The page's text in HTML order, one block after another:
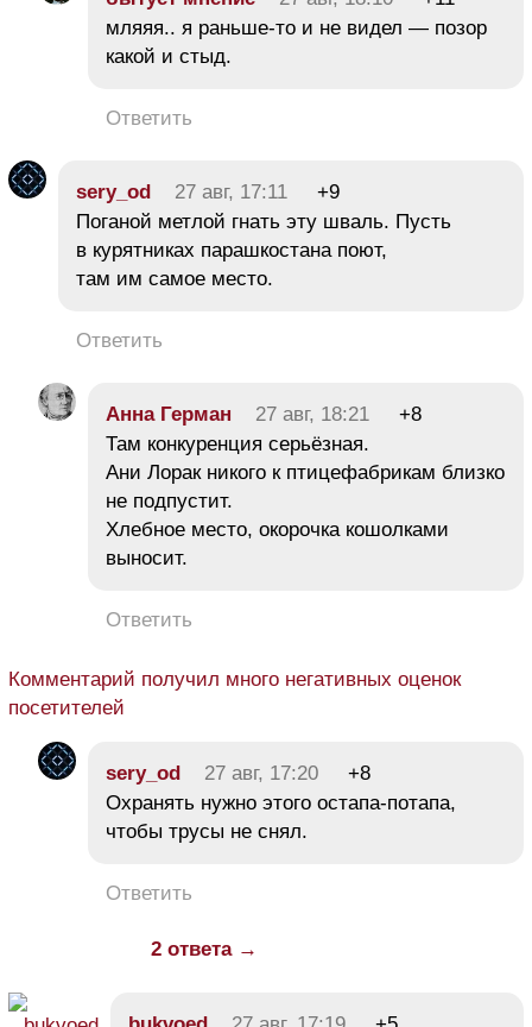
мляяя.. я раньше-то и не видел — позор
какой и стыд.
Ответить
sery_od 27 авг, 17:11
+9
Поганой метлой гнать эту шваль. Пусть
в курятниках парашкостана поют,
там им самое место.
Ответить
Анна Герман 27 авг, 18:21
+8
Там конкуренция серьёзная.
Ани Лорак никого к птицефабрикам близко
не подпустит.
Хлебное место, окорочка кошолками
выносит.
Ответить
Комментарий получил много негативных оценок
посетителей
sery_od 27 авг, 17:20
+8
Охранять нужно этого остапа-потапа,
чтобы трусы не снял.
Ответить
2 ответа →